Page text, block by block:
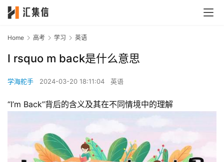
Home 高考 学习 英语
I rsquo m back是什么意思
学海舵手 2024-03-20 18:11:04 英语
“I’m Back”背后的含义及其在不同情境中的理解